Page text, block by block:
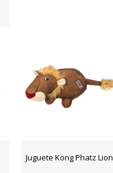
Juguete Kong Phatz Lion